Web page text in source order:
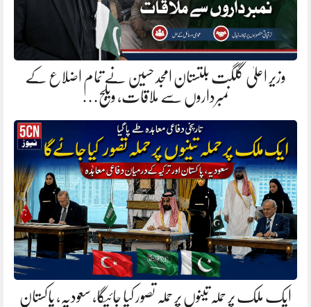
وزیر اعلیٰ گلگت بلتستان امجد حسین نے تمام اضلاع کے
نمبرداروں سے ملاقات، ویلج…
ایک ملک پر حملہ تینوں پر حملہ تصور کیا جائیگا، سعودیہ، پاکستان